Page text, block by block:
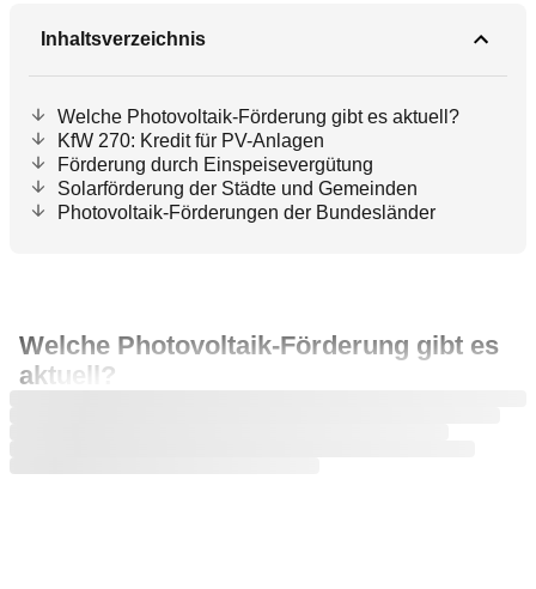
Inhaltsverzeichnis
Welche Photovoltaik-Förderung gibt es aktuell?
KfW 270: Kredit für PV-Anlagen
Förderung durch Einspeisevergütung
Solarförderung der Städte und Gemeinden
Photovoltaik-Förderungen der Bundesländer
Welche Photovoltaik-Förderung gibt es
aktuell?